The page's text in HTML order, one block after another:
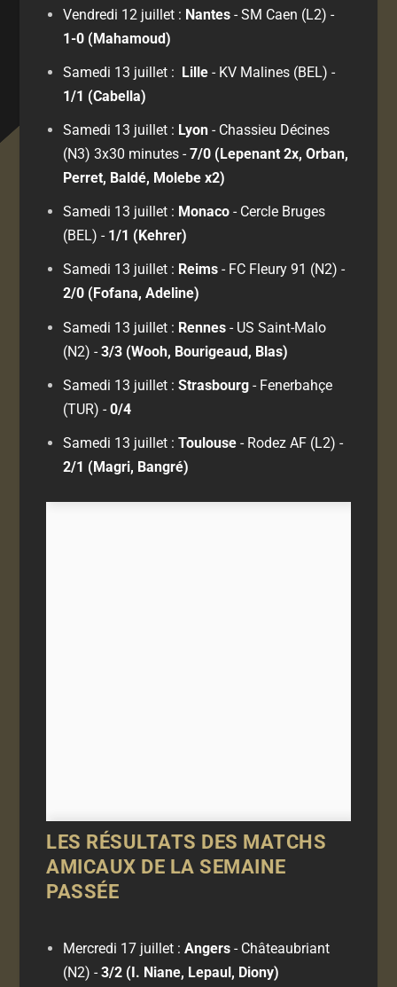
Vendredi 12 juillet : Nantes- SM Caen (L2) -
1-0 (Mahamoud)
Samedi 13 juillet : Lille- KV Malines (BEL) -
1/1 (Cabella)
Samedi 13 juillet : Lyon- Chassieu Décines
(N3) 3x30 minutes - 7/0 (Lepenant 2x, Orban,
Perret, Baldé, Molebe x2)
Samedi 13 juillet : Monaco- Cercle Bruges
(BEL) - 1/1 (Kehrer)
Samedi 13 juillet : Reims- FC Fleury 91 (N2) -
2/0 (Fofana, Adeline)
Samedi 13 juillet : Rennes- US Saint-Malo
(N2) - 3/3 (Wooh, Bourigeaud, Blas)
Samedi 13 juillet : Strasbourg- Fenerbahçe
(TUR) -0/4
Samedi 13 juillet : Toulouse- Rodez AF (L2) -
2/1 (Magri, Bangré)
LES RÉSULTATS DES MATCHS
AMICAUX DE LA SEMAINE
PASSÉE
Mercredi 17 juillet : Angers- Châteaubriant
(N2) - 3/2 (I. Niane, Lepaul, Diony)